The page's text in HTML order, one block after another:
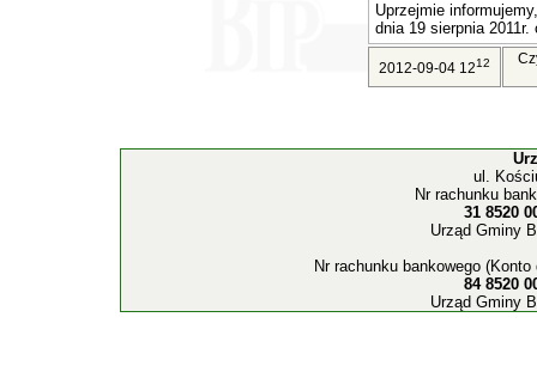
Uprzejmie
dnia 19 sierpnia
2012-09-04 1212
ul.
Nr rachunku
31 8520
Urząd Gminy
Nr rachunku bankowego
84 8520
Urząd Gminy